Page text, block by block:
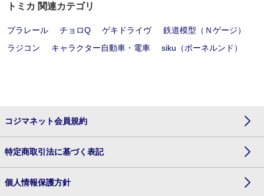
トミカ 関連カテゴリ
プラレール チョロQ ゲキドライヴ
鉄道模型（Ｎゲージ）
ラジコン
キャラクター自動車・電車 siku（ボーネルンド）
コジマネット会員規約
特定商取引法に基づく表記
個人情報保護方針